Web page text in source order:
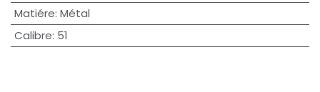
Matiére: Métal
Calibre: 51